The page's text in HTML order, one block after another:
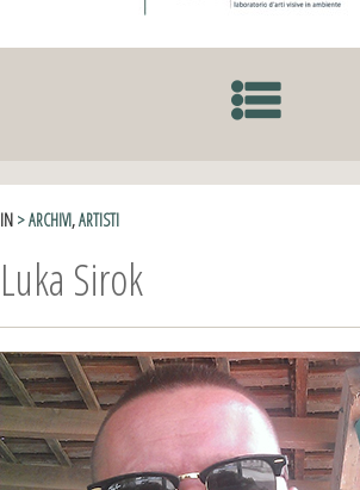
IN > ARCHIVI,ARTISTI
Luka Sirok